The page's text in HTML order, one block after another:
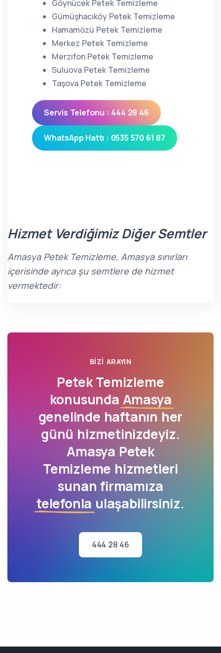
Göynücek Petek Temizleme
Gümüşhacıköy Petek Temizleme
Hamamözü Petek Temizleme
Merkez Petek Temizleme
Merzifon Petek Temizleme
Suluova Petek Temizleme
Taşova Petek Temizleme
Servis Telefonu : 444 28 46
WhatsApp Hattı : 0535 570 61 87
Hizmet Verdiğimiz Diğer Semtler
Amasya Petek Temizleme, Amasya sınırları
içerisinde ayrıca şu semtlere de hizmet
vermektedir:
BIZI ARAYIN
Petek Temizleme
konusunda Amasya
genelinde haftanın her
günü hizmetinizdeyiz.
Amasya Petek
Temizleme hizmetleri
sunan firmamıza
telefonla ulaşabilirsiniz.
444 28 46